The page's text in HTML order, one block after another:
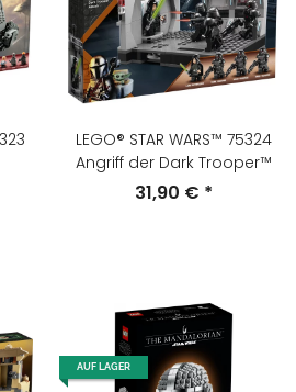
LEGO® STAR WARS™ 75324
Angriff der Dark Trooper™
31,90 € *
AUF LAGER